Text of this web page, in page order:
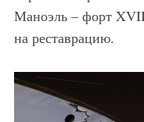
Маноэль – форт
на реставрацию.